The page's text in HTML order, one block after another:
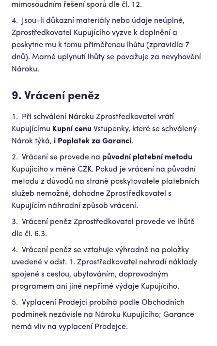
mimosoudním řešení sporů dle čl. 12.
Jsou-li důkazní materiály nebo údaje neúplné,
Zprostředkovatel Kupujícího vyzve k doplnění a
poskytne mu k tomu přiměřenou lhůtu (zpravidla 7
dnů). Marné uplynutí lhůty se považuje za nevyhovění
Nároku.
9. Vrácení peněz
Při schválení Nároku Zprostředkovatel vrátí
Kupujícímu Kupní cenu Vstupenky, které se schválený
Nárok týká, i Poplatek za Garanci.
Vrácení se provede na původní platební metodu
Kupujícího v měně CZK. Pokud je vrácení na původní
metodu z důvodů na straně poskytovatele platebních
služeb nemožné, dohodne Zprostředkovatel s
Kupujícím náhradní způsob vrácení.
Vrácení peněz Zprostředkovatel provede ve lhůtě
dle čl. 6.3.
Vrácení peněz se vztahuje výhradně na položky
uvedené v odst. 1. Zprostředkovatel nehradí náklady
spojené s cestou, ubytováním, doprovodným
programem ani jiné nepřímé výdaje Kupujícího.
Vyplacení Prodejci probíhá podle Obchodních
podmínek nezávisle na Nároku Kupujícího; Garance
nemá vliv na vyplacení Prodejce.